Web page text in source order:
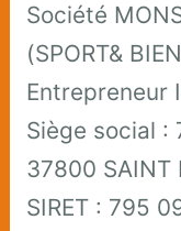
Société
(SPORT&
Entrepreneur
Siège social :
37800 SAINT
SIRET : 795